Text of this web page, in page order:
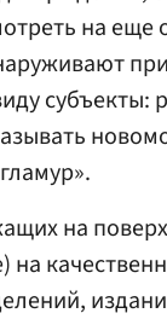
на еще
субъекты:
на
на